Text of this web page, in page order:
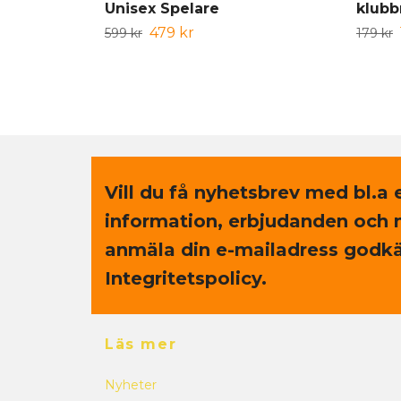
Unisex Spelare
599 kr 479 kr 179 kr
Vill du få nyhetsbrev med bl.a
information, erbjudanden och
anmäla din e-mailadress
Integritetspolicy.
Läs mer
Nyheter